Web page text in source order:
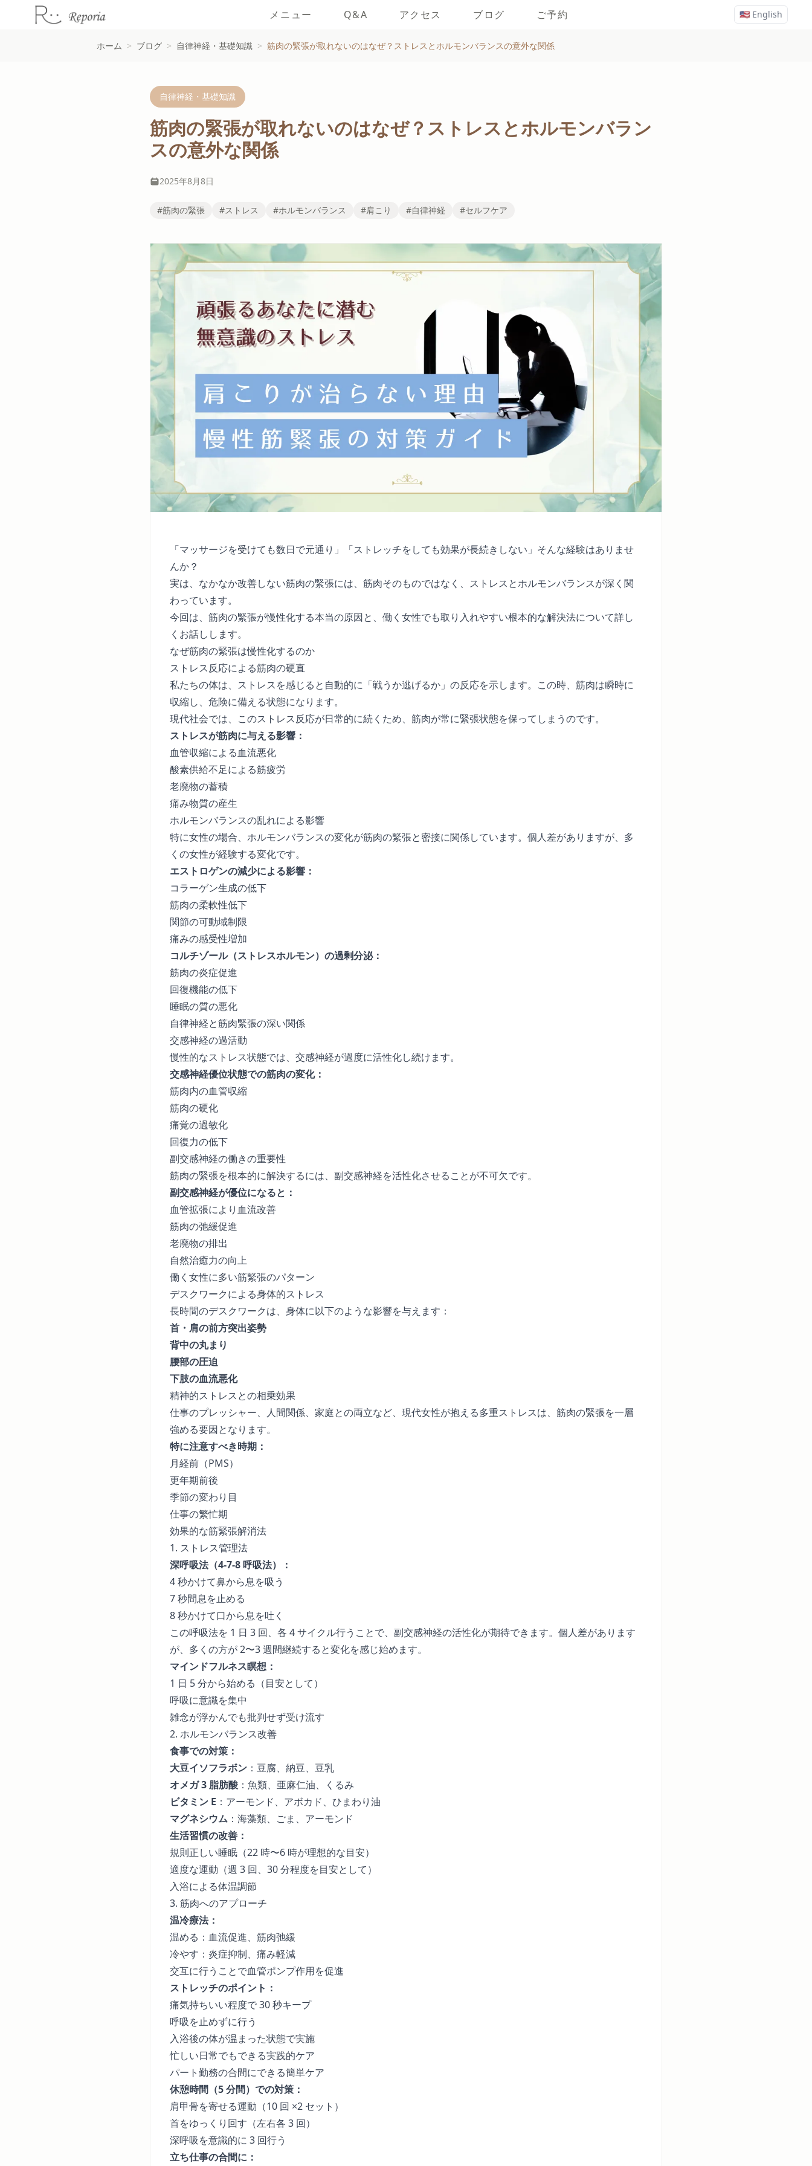
🇺🇸 English
メニュー Q&A アクセス ブログ ご予約
ホーム > ブログ > 自律神経・基礎知識 > 筋肉の緊張が取れないのはなぜ？ストレスとホルモンバランスの意外な関係
自律神経・基礎知識
筋肉の緊張が取れないのはなぜ？ストレスとホルモンバラン
スの意外な関係
2025年8月8日
#筋肉の緊張 #ストレス #ホルモンバランス #肩こり #自律神経 #セルフケア
「マッサージを受けても数日で元通り」「ストレッチをしても効果が長続きしない」そんな経験はありませ
んか？
実は、なかなか改善しない筋肉の緊張には、筋肉そのものではなく、ストレスとホルモンバランスが深く関
わっています。
今回は、筋肉の緊張が慢性化する本当の原因と、働く女性でも取り入れやすい根本的な解決法について詳し
くお話しします。
なぜ筋肉の緊張は慢性化するのか
ストレス反応による筋肉の硬直
私たちの体は、ストレスを感じると自動的に「戦うか逃げるか」の反応を示します。この時、筋肉は瞬時に
収縮し、危険に備える状態になります。
現代社会では、このストレス反応が日常的に続くため、筋肉が常に緊張状態を保ってしまうのです。
ストレスが筋肉に与える影響：
血管収縮による血流悪化
酸素供給不足による筋疲労
老廃物の蓄積
痛み物質の産生
ホルモンバランスの乱れによる影響
特に女性の場合、ホルモンバランスの変化が筋肉の緊張と密接に関係しています。個人差がありますが、多
くの女性が経験する変化です。
エストロゲンの減少による影響：
コラーゲン生成の低下
筋肉の柔軟性低下
関節の可動域制限
痛みの感受性増加
コルチゾール（ストレスホルモン）の過剰分泌：
筋肉の炎症促進
回復機能の低下
睡眠の質の悪化
自律神経と筋肉緊張の深い関係
交感神経の過活動
慢性的なストレス状態では、交感神経が過度に活性化し続けます。
交感神経優位状態での筋肉の変化：
筋肉内の血管収縮
筋肉の硬化
痛覚の過敏化
回復力の低下
副交感神経の働きの重要性
筋肉の緊張を根本的に解決するには、副交感神経を活性化させることが不可欠です。
副交感神経が優位になると：
血管拡張により血流改善
筋肉の弛緩促進
老廃物の排出
自然治癒力の向上
働く女性に多い筋緊張のパターン
デスクワークによる身体的ストレス
長時間のデスクワークは、身体に以下のような影響を与えます：
首・肩の前方突出姿勢
背中の丸まり
腰部の圧迫
下肢の血流悪化
精神的ストレスとの相乗効果
仕事のプレッシャー、人間関係、家庭との両立など、現代女性が抱える多重ストレスは、筋肉の緊張を一層
強める要因となります。
特に注意すべき時期：
月経前（PMS）
更年期前後
季節の変わり目
仕事の繁忙期
効果的な筋緊張解消法
1. ストレス管理法
深呼吸法（4-7-8 呼吸法）：
4 秒かけて鼻から息を吸う
7 秒間息を止める
8 秒かけて口から息を吐く
この呼吸法を 1 日 3 回、各 4 サイクル行うことで、副交感神経の活性化が期待できます。個人差があります
が、多くの方が 2〜3 週間継続すると変化を感じ始めます。
マインドフルネス瞑想：
1 日 5 分から始める（目安として）
呼吸に意識を集中
雑念が浮かんでも批判せず受け流す
2. ホルモンバランス改善
食事での対策：
大豆イソフラボン ：豆腐、納豆、豆乳
オメガ 3 脂肪酸 ：魚類、亜麻仁油、くるみ
ビタミン E ：アーモンド、アボカド、ひまわり油
マグネシウム ：海藻類、ごま、アーモンド
生活習慣の改善：
規則正しい睡眠（22 時〜6 時が理想的な目安）
適度な運動（週 3 回、30 分程度を目安として）
入浴による体温調節
3. 筋肉へのアプローチ
温冷療法：
温める：血流促進、筋肉弛緩
冷やす：炎症抑制、痛み軽減
交互に行うことで血管ポンプ作用を促進
ストレッチのポイント：
痛気持ちいい程度で 30 秒キープ
呼吸を止めずに行う
入浴後の体が温まった状態で実施
忙しい日常でもできる実践的ケア
パート勤務の合間にできる簡単ケア
休憩時間（5 分間）での対策：
肩甲骨を寄せる運動（10 回 ×2 セット）
首をゆっくり回す（左右各 3 回）
深呼吸を意識的に 3 回行う
立ち仕事の合間に：